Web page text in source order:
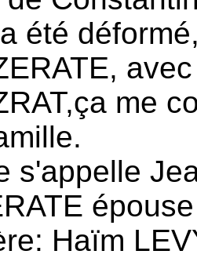
été
me
s'appelle
Haïm